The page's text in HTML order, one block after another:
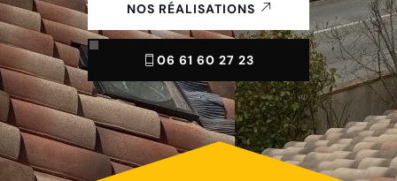
NOS RÉALISATIONS
06 61 60 27 23